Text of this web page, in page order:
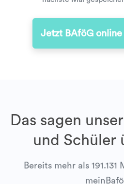
Jetzt BAföG
Das sagen
und Schüler
Bereits mehr als